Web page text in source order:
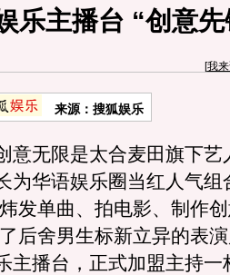
乐主播台 “创意
[我
来源：搜狐娱乐
无限是太合麦田旗下艺
为华语娱乐圈当红人气组
发单曲、拍电影、制作
后舍男生标新立异的表
主播台，正式加盟主持一